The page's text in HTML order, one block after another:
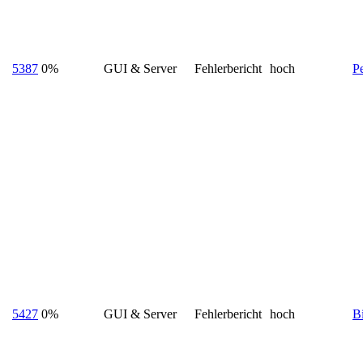
5387 0% GUI & Server Fehlerbericht hoch
5427 0% GUI & Server Fehlerbericht hoch